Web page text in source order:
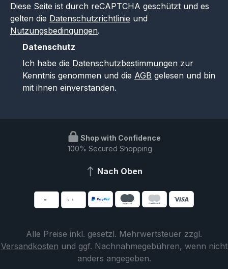
Diese Seite ist durch reCAPTCHA geschützt und es
gelten die Datenschutzrichtlinie und
Nutzungsbedingungen.
Datenschutz
Ich habe die Datenschutzbestimmungen zur
Kenntnis genommen und die AGB gelesen und bin
mit ihnen einverstanden.
Shop with Confidence
100% Secured Shopping
Nach Oben
Alle Preise inkl. gesetzl. Mehrwertsteuer zzgl.
Versandkosten und ggf. Nachnahmegebühren, wenn nicht
anders angegeben.